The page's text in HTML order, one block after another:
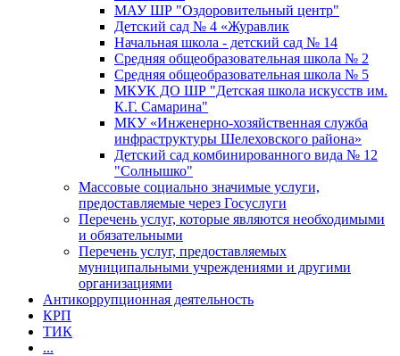
МАУ ШР "Оздоровительный центр"
Детский сад № 4 «Журавлик
Начальная школа - детский сад № 14
Средняя общеобразовательная школа № 2
Средняя общеобразовательная школа № 5
МКУК ДО ШР "Детская школа искусств им.
К.Г. Самарина"
МКУ «Инженерно-хозяйственная служба
инфраструктуры Шелеховского района»
Детский сад комбинированного вида № 12
"Солнышко"
Массовые социально значимые услуги,
предоставляемые через Госуслуги
Перечень услуг, которые являются необходимыми
и обязательными
Перечень услуг, предоставляемых
муниципальными учреждениями и другими
организациями
Антикоррупционная деятельность
КРП
ТИК
...